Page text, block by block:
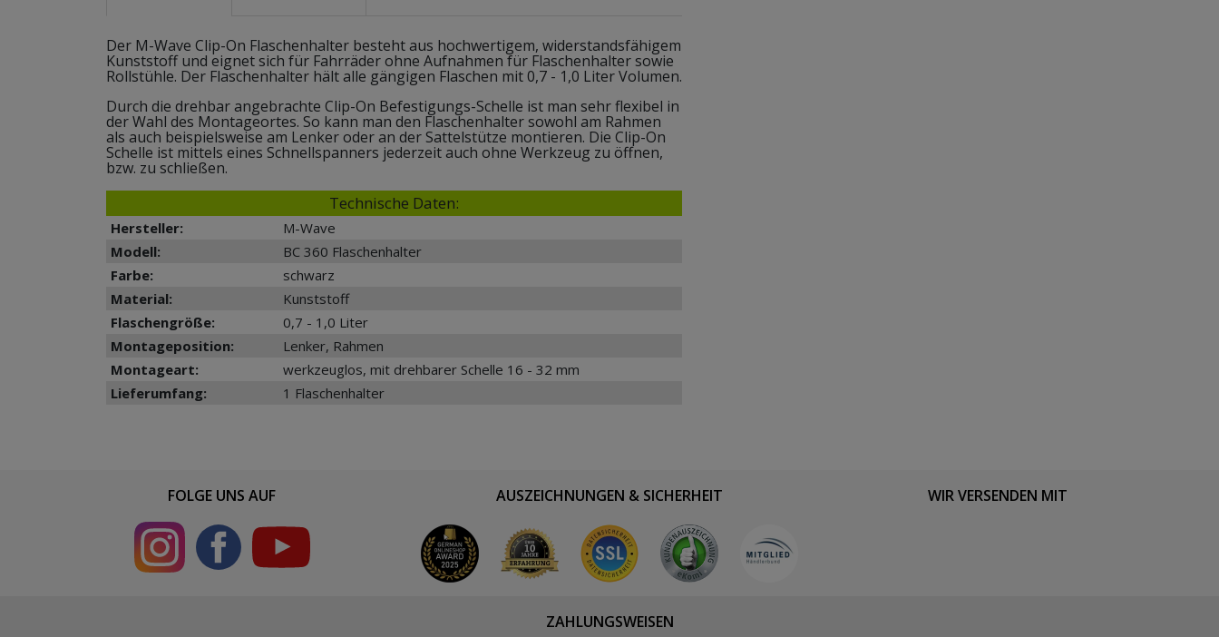
Der M-Wave Clip-On Flaschenhalter besteht aus hochwertigem, widerstandsfähigem
Kunststoff und eignet sich für Fahrräder ohne Aufnahmen für Flaschenhalter sowie
Rollstühle. Der Flaschenhalter hält alle gängigen Flaschen mit 0,7 - 1,0 Liter Volumen.
Durch die drehbar angebrachte Clip-On Befestigungs-Schelle ist man sehr flexibel in
der Wahl des Montageortes. So kann man den Flaschenhalter sowohl am Rahmen
als auch beispielsweise am Lenker oder an der Sattelstütze montieren. Die Clip-On
Schelle ist mittels eines Schnellspanners jederzeit auch ohne Werkzeug zu öffnen,
bzw. zu schließen.
Technische Daten:
Hersteller:
M-Wave
Modell:
BC 360 Flaschenhalter
Farbe:
schwarz
Material:
Kunststoff
Flaschengröße:
0,7 - 1,0 Liter
Montageposition:
Lenker, Rahmen
Montageart:
werkzeuglos, mit drehbarer Schelle 16 - 32 mm
Lieferumfang:
1 Flaschenhalter
FOLGE UNS AUF AUSZEICHNUNGEN & SICHERHEIT WIR VERSENDEN MIT
ZAHLUNGSWEISEN